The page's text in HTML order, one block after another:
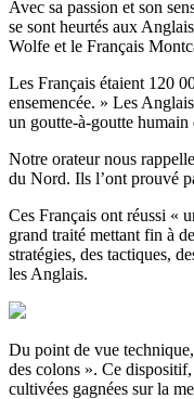
Avec sa passion et son
se sont heurtés aux
Wolfe et le Français
Les Français étaient 120
ensemencée. » Les
un goutte-à-goutte
Notre orateur nous
du Nord. Ils l’ont prouvé
Ces Français ont réussi «
grand traité mettant fin à
stratégies, des tactiques,
les Anglais.
Du point de vue
des colons ». Ce dispositif,
cultivées gagnées sur la